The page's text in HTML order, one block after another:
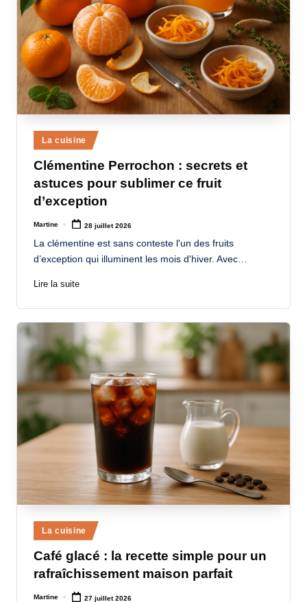
Posted
in
La cuisine
Clémentine Perrochon : secrets et
astuces pour sublimer ce fruit
d’exception
Posted
Martine 28 juillet 2026
La clémentine est sans conteste l'un des fruits
d’exception qui illuminent les mois d'hiver. Avec…
Lire la suite
Posted
in
La cuisine
Café glacé : la recette simple pour un
rafraîchissement maison parfait
Posted
Martine 27 juillet 2026